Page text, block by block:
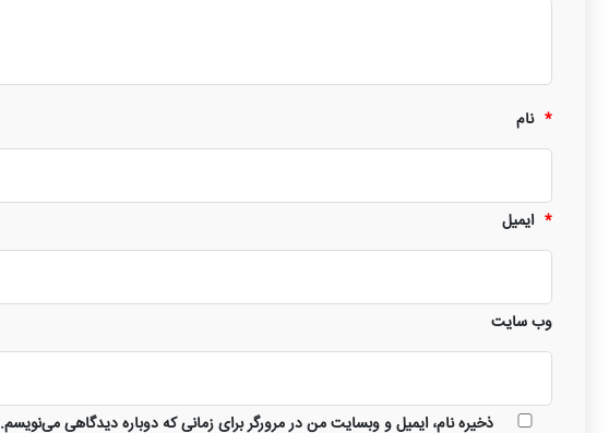
نام *
ایمیل *
وب‌ سایت
ذخیره نام، ایمیل و وبسایت من در مرورگر برای زمانی که دوباره دیدگاهی می‌نویسم.